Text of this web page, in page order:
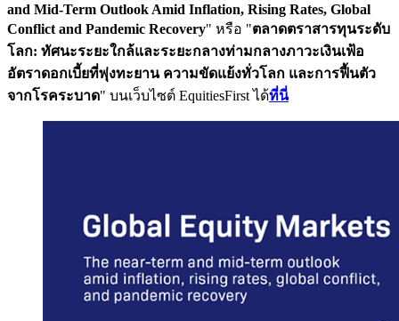
and Mid-Term Outlook Amid Inflation, Rising Rates, Global
Conflict and Pandemic Recovery" หรือ "ตลาดตราสารทุนระดับ
โลก: ทัศนะระยะใกล้และระยะกลางท่ามกลางภาวะเงินเฟ้อ
อัตราดอกเบี้ยที่พุ่งทะยาน ความขัดแย้งทั่วโลก และการฟื้นตัว
จากโรคระบาด" บนเว็บไซต์ EquitiesFirst ได้ที่นี่